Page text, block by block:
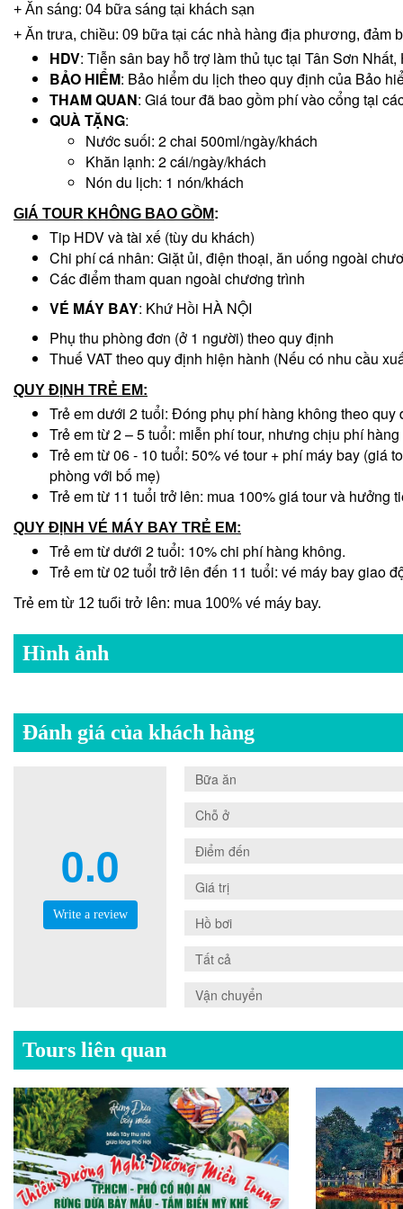
+ Ăn sáng: 04 bữa sáng tại khách sạn
+ Ăn trưa, chiều: 09 bữa tại các nhà hàng địa phương, đảm
HDV: Tiễn sân bay hỗ trợ làm thủ tục tại Tân Sơn
BẢO HIỂM: Bảo hiểm du lịch theo quy định của Bảo
THAM QUAN: Giá tour đã bao gồm phí vào cổng tại
QUÀ TẶNG:
Nước suối: 2 chai 500ml/ngày/khách
Khăn lạnh: 2 cái/ngày/khách
Nón du lịch: 1 nón/khách
GIÁ TOUR KHÔNG BAO GỒM:
Tip HDV và tài xế (tùy du khách)
Chi phí cá nhân: Giặt ủi, điện thoại, ăn uống ngoài
Các điểm tham quan ngoài chương trình
VÉ MÁY BAY: Khứ Hồi HÀ NỘI
Phụ thu phòng đơn (ở 1 người) theo quy định
Thuế VAT theo quy định hiện hành (Nếu có nhu cầu
QUY ĐỊNH TRẺ EM:
Trẻ em dưới 2 tuổi: Đóng phụ phí hàng không theo quy
Trẻ em từ 2 – 5 tuổi: miễn phí tour, nhưng chịu phí
Trẻ em từ 06 - 10 tuổi: 50% vé tour + phí máy bay (giá
phòng với bố mẹ)
Trẻ em từ 11 tuổi trở lên: mua 100% giá tour và hưởng
QUY ĐỊNH VÉ MÁY BAY TRẺ EM:
Trẻ em từ dưới 2 tuổi: 10% chi phí hàng không.
Trẻ em từ 02 tuổi trở lên đến 11 tuổi: vé máy bay giao
Trẻ em từ 12 tuổi trở lên: mua 100% vé máy bay.
Hình ảnh
Đánh giá của khách hàng
0.0
Write a review
0.0Bữa ăn
0.0
Chỗ ở
0.0
Điểm đến
0.0
Giá trị
0.0Hồ bơi
0.0
Tất cả
0.0
Vận chuyển
Tours liên quan